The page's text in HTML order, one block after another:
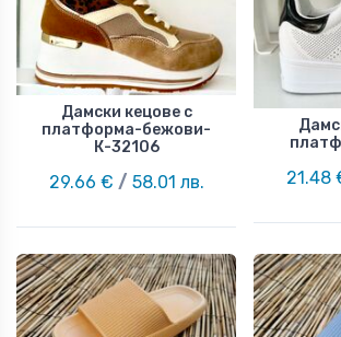
Дамски кецове с
платформа-бежови-
К-32106
29.66 € / 58.01 лв. 21.48